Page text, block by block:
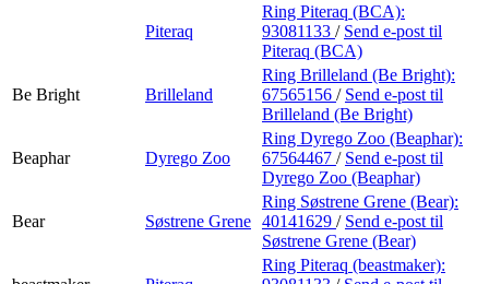
Piteraq
Ring Piteraq (BCA):
93081133 / Send e-post til
Piteraq (BCA)
Be Bright Brilleland
Ring Brilleland (Be Bright):
67565156 / Send e-post til
Brilleland (Be Bright)
Beaphar Dyrego Zoo
Ring Dyrego Zoo (Beaphar):
67564467 / Send e-post til
Dyrego Zoo (Beaphar)
Bear Søstrene Grene
Ring Søstrene Grene (Bear):
40141629 / Send e-post til
Søstrene Grene (Bear)
Ring Piteraq (beastmaker):